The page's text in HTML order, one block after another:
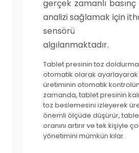
gerçek zamanlı
analizi sağlamak için
sensörü
algılanmaktadır.
Tablet presinin toz
otomatik olarak
üretiminin otomatik
zamanda, tablet presinin
toz beslemesini izleyerek
önemli ölçüde düşürür,
oranını artırır ve tek kişiyle
yönetimini mümkün kılar.